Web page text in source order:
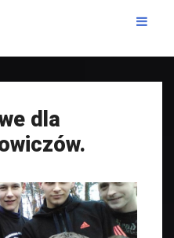
dla